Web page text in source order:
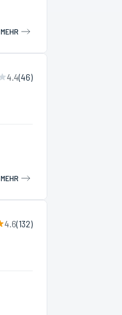
MEHR
4.4(46)
MEHR
4.6(132)